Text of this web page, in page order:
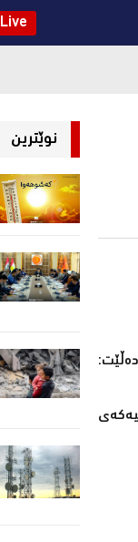
Live
نوێترین